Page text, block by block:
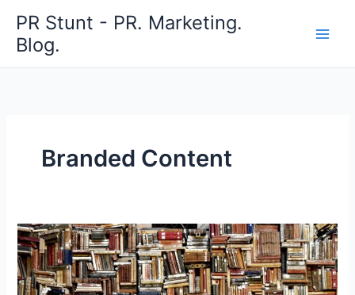
Inhalt
springen
PR Stunt - PR. Marketing.
Blog.
Branded Content